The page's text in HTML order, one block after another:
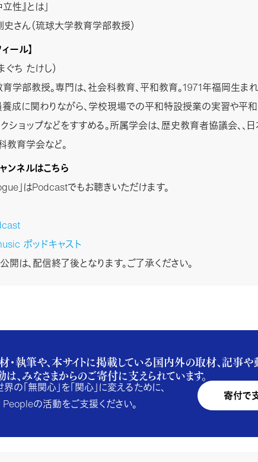
性』とは」
史さん（琉球大学教育学部教授）
ール】
ぐち たけし）
学部教授。専門は、社会科教育、平和教育。1971年福岡生ま
成に関わりながら、学校現場での平和特設授業の実習や平
ショップなどをすすめる。所属学会は、歴史教育者協議会、、
教育学会など。
ンネルはこちら
」はPodcastでもお聴きいただけます。
ポッドキャスト
は、配信終了後となります。ご了承ください。
執筆や、本サイトに掲載している国内外の取材、記事
、みなさまからのご寄付に支えられています。
の「無関心」を「関心」に変えるために、
の活動をご支援ください。
寄付で